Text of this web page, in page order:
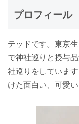
プロフィール
テッドです。東京
で神社巡りと授与
社巡りをしていま
けた面白い、可愛